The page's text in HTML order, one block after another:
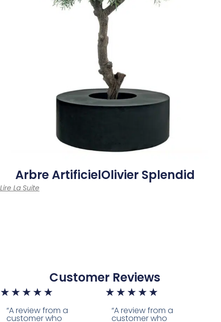
Arbre ArtificielOlivier Splendid
Lire La Suite
Customer Reviews
★ ★ ★ ★ ★
“A review from a
customer who
★ ★ ★ ★ ★
“A review from a
customer who